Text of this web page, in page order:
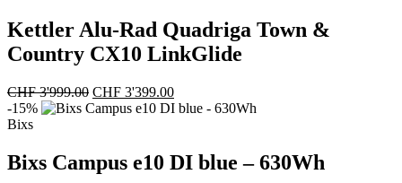
Kettler Alu-Rad Quadriga Town &
Country CX10 LinkGlide
CHF3'999.00 Ursprünglicher
Preis
CHF 3'399.00Aktueller
Preis
-15%
Bixs
Bixs Campus e10 DI blue – 630Wh